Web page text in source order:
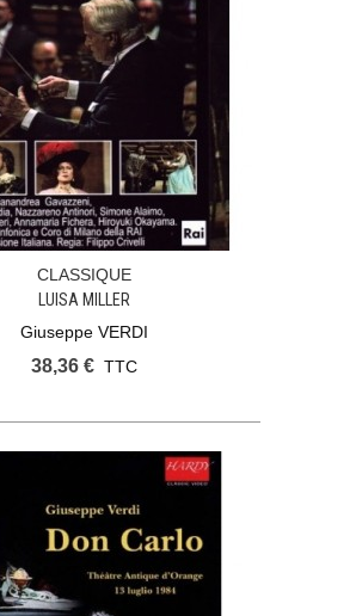
Ajouter Au Panier
CLASSIQUE
LUISA MILLER
Giuseppe VERDI
38,36 € TTC